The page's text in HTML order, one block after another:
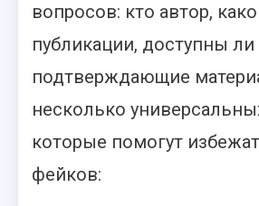
вопросов: кто автор,
публикации, доступны ли
подтверждающие
несколько
которые помогут
фейков: